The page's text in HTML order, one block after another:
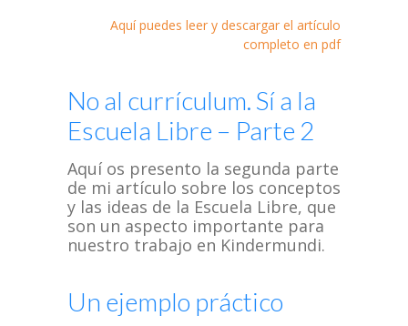
Aquí puedes leer y descargar el artículo
completo en pdf
No al currículum. Sí a la
Escuela Libre – Parte 2
Aquí os presento la segunda parte
de mi artículo sobre los conceptos
y las ideas de la Escuela Libre, que
son un aspecto importante para
nuestro trabajo en Kindermundi.
Un ejemplo práctico